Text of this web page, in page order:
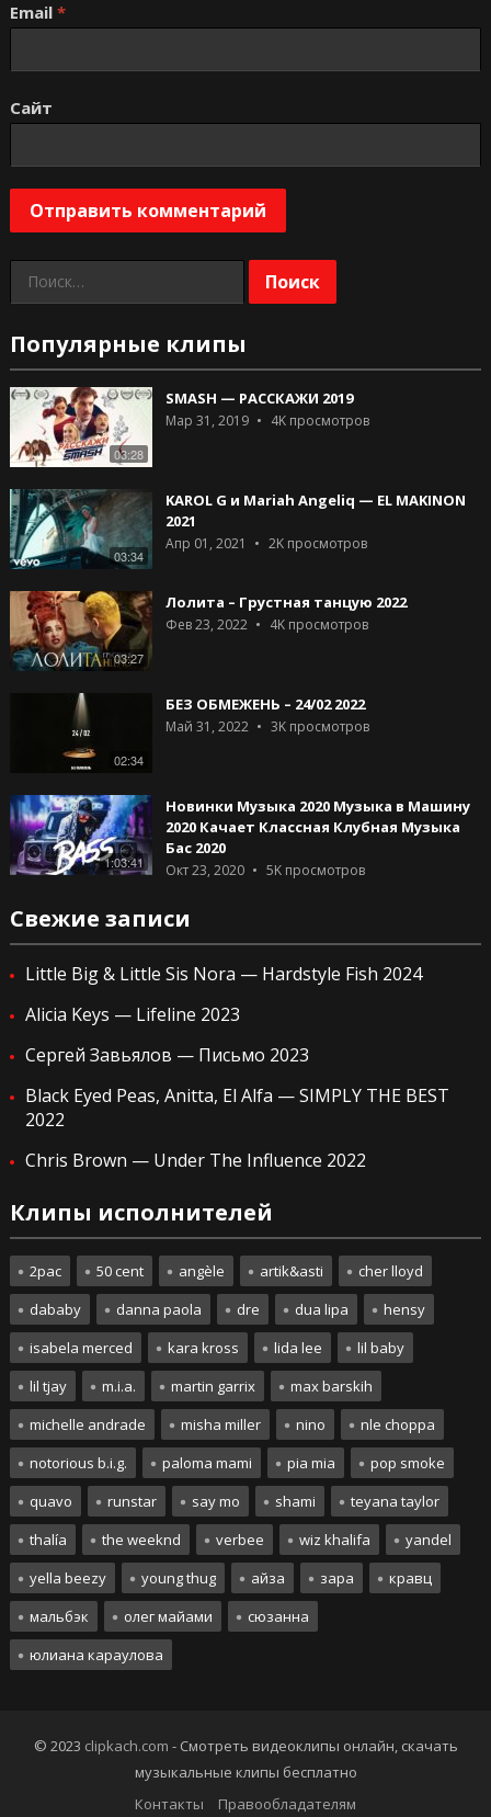
Email *
Сайт
Найти:
Популярные клипы
03:28
SMASH — РАССКАЖИ 2019
Мар 31, 2019 4Kпросмотров
03:34
KAROL G и Mariah Angeliq — EL MAKINON
2021
Апр 01, 2021 2Kпросмотров
03:27
Лолита – Грустная танцую 2022
Фев 23, 2022 4Kпросмотров
02:34
БЕЗ ОБМЕЖЕНЬ – 24/02 2022
Май 31, 2022 3Kпросмотров
1:03:41
Новинки Музыка 2020 Музыка в Машину
2020 Качает Классная Клубная Музыка
Бас 2020
Окт 23, 2020 5Kпросмотров
Свежие записи
Little Big & Little Sis Nora — Hardstyle Fish 2024
Alicia Keys — Lifeline 2023
Сергей Завьялов — Письмо 2023
Black Eyed Peas, Anitta, El Alfa — SIMPLY THE BEST
2022
Chris Brown — Under The Influence 2022
Клипы исполнителей
2pac 50 cent angèle artik&asti
cher lloyd
dababy
danna paola dre dua lipa
hensy
isabela merced
kara kross lida lee
lil baby
lil tjay
m.i.a. martin garrix
max barskih
michelle andrade
misha miller nino
nle choppa
notorious b.i.g.
paloma mami pia mia
pop smoke
quavo
runstar say mo shami
teyana taylor
thalía
the weeknd verbee wiz khalifa
yandel
yella beezy
young thug айза зара
кравц
мальбэк
олег майами
сюзанна
юлиана караулова
© 2023 clipkach.com - Смотреть видеоклипы онлайн, скачать
музыкальные клипы бесплатно
Контакты
Правообладателям